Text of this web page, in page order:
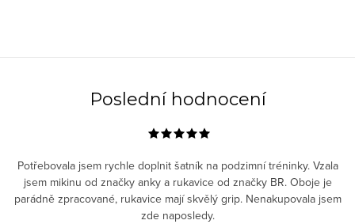
Poslední hodnocení
Potřebovala jsem rychle doplnit šatník na podzimní tréninky. Vzala
jsem mikinu od značky anky a rukavice od značky BR. Oboje je
parádně zpracované, rukavice mají skvělý grip. Nenakupovala jsem
zde naposledy.